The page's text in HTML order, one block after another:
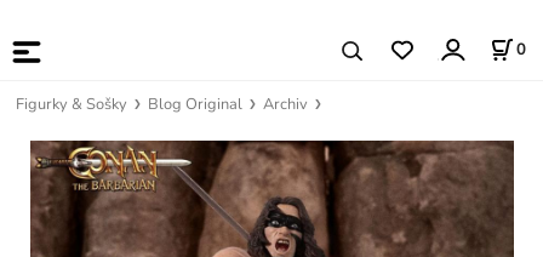
0
Figurky & Sošky Blog Original Archiv